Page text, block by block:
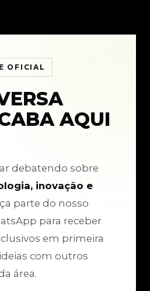
OFICIAL
AQUI
debatendo sobre
inovação e
parte do nosso
para receber
em primeira
com outros
área.